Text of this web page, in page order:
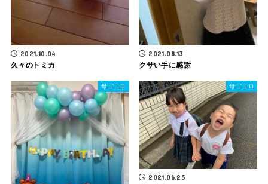
2021.10.04
久々のトミカ
2021.08.13
クサい手に感謝
母ゴコロ 母ゴコロ
2021.06.25